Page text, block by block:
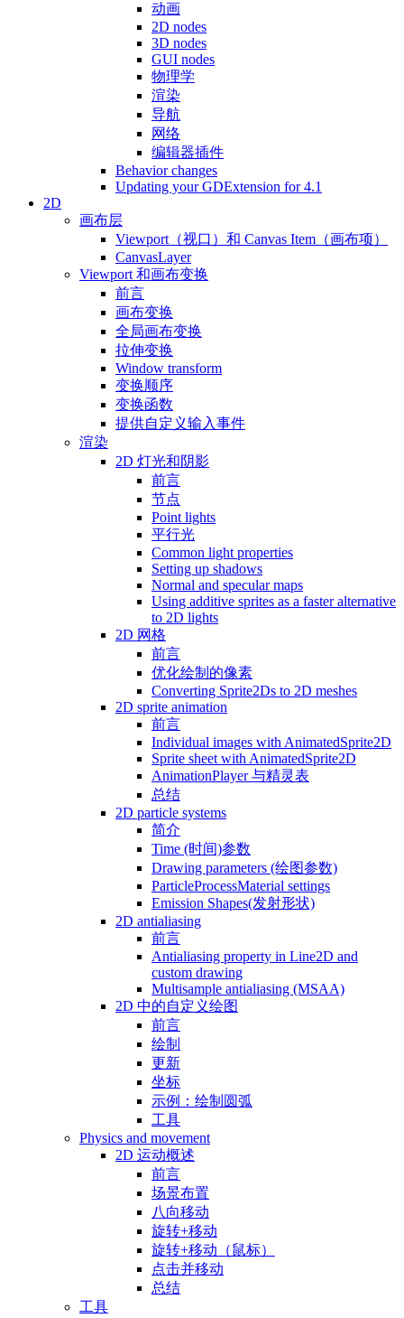
动画
2D nodes
3D nodes
GUI nodes
物理学
渲染
导航
网络
编辑器插件
Behavior changes
Updating your GDExtension for 4.1
2D
画布层
Viewport（视口）和 Canvas Item（画布项）
CanvasLayer
Viewport 和画布变换
前言
画布变换
全局画布变换
拉伸变换
Window transform
变换顺序
变换函数
提供自定义输入事件
渲染
2D 灯光和阴影
前言
节点
Point lights
平行光
Common light properties
Setting up shadows
Normal and specular maps
Using additive sprites as a faster alternative
to 2D lights
2D 网格
前言
优化绘制的像素
Converting Sprite2Ds to 2D meshes
2D sprite animation
前言
Individual images with AnimatedSprite2D
Sprite sheet with AnimatedSprite2D
AnimationPlayer 与精灵表
总结
2D particle systems
简介
Time (时间)参数
Drawing parameters (绘图参数)
ParticleProcessMaterial settings
Emission Shapes(发射形状)
2D antialiasing
前言
Antialiasing property in Line2D and
custom drawing
Multisample antialiasing (MSAA)
2D 中的自定义绘图
前言
绘制
更新
坐标
示例：绘制圆弧
工具
Physics and movement
2D 运动概述
前言
场景布置
八向移动
旋转+移动
旋转+移动（鼠标）
点击并移动
总结
工具